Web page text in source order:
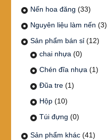
Nến hoa đăng (33)
Nguyên liệu làm nến (3)
Sản phẩm bán sỉ (12)
chai nhựa (0)
Chén đĩa nhựa (1)
Đũa tre (1)
Hộp (10)
Túi đựng (0)
Sản phẩm khác (41)